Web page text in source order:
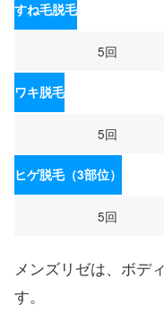
すね毛脱毛
5回
ワキ脱毛
5回
ヒゲ脱毛（3部位）
5回
メンズリゼは、ボデ
す。